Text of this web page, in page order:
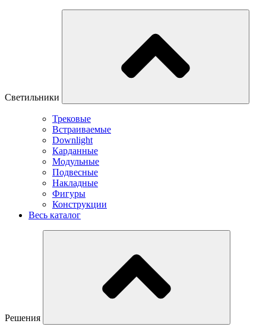
Светильники
Трековые
Встраиваемые
Downlight
Карданные
Модульные
Подвесные
Накладные
Фигуры
Конструкции
Весь каталог
Решения